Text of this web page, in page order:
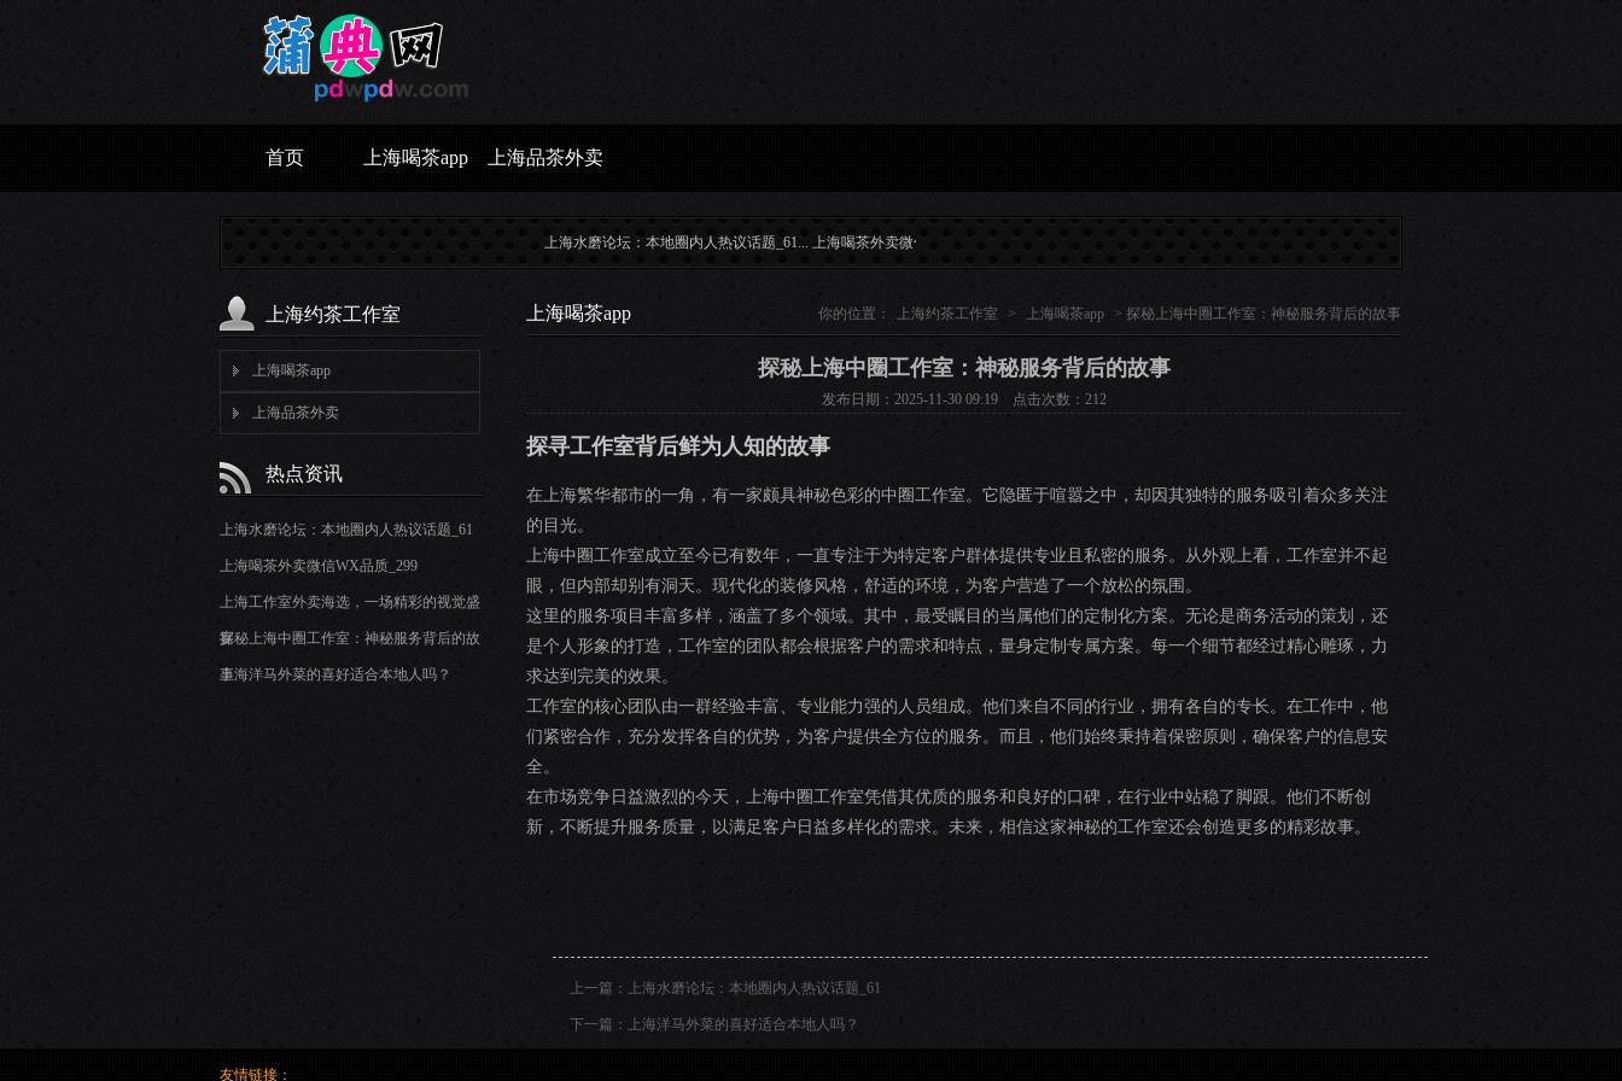
首页 上海喝茶app 上海品茶外卖
上海水磨论坛：本地圈内人热议话题_61... 上海喝茶外卖微信WX品质_299...
上海约茶工作室
上海喝茶app
上海品茶外卖
热点资讯
上海水磨论坛：本地圈内人热议话题_61
上海喝茶外卖微信WX品质_299
上海工作室外卖海选，一场精彩的视觉盛
宴
探秘上海中圈工作室：神秘服务背后的故
事
上海洋马外菜的喜好适合本地人吗？
上海喝茶app 你的位置： 上海约茶工作室 > 上海喝茶app > 探秘上海中圈工作室：神秘服务背后的故事
探秘上海中圈工作室：神秘服务背后的故事
发布日期：2025-11-30 09:19 点击次数：212
探寻工作室背后鲜为人知的故事
在上海繁华都市的一角，有一家颇具神秘色彩的中圈工作室。它隐匿于喧嚣之中，却因其独特的服务吸引着众多关注
的目光。
上海中圈工作室成立至今已有数年，一直专注于为特定客户群体提供专业且私密的服务。从外观上看，工作室并不起
眼，但内部却别有洞天。现代化的装修风格，舒适的环境，为客户营造了一个放松的氛围。
这里的服务项目丰富多样，涵盖了多个领域。其中，最受瞩目的当属他们的定制化方案。无论是商务活动的策划，还
是个人形象的打造，工作室的团队都会根据客户的需求和特点，量身定制专属方案。每一个细节都经过精心雕琢，力
求达到完美的效果。
工作室的核心团队由一群经验丰富、专业能力强的人员组成。他们来自不同的行业，拥有各自的专长。在工作中，他
们紧密合作，充分发挥各自的优势，为客户提供全方位的服务。而且，他们始终秉持着保密原则，确保客户的信息安
全。
在市场竞争日益激烈的今天，上海中圈工作室凭借其优质的服务和良好的口碑，在行业中站稳了脚跟。他们不断创
新，不断提升服务质量，以满足客户日益多样化的需求。未来，相信这家神秘的工作室还会创造更多的精彩故事。
上一篇： 上海水磨论坛：本地圈内人热议话题_61
下一篇： 上海洋马外菜的喜好适合本地人吗？
友情链接：